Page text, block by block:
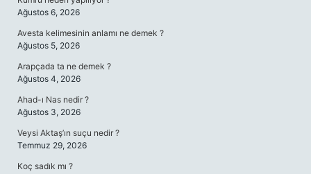
Ağustos 6, 2026
Avesta kelimesinin anlamı ne demek ?
Ağustos 5, 2026
Arapçada ta ne demek ?
Ağustos 4, 2026
Ahad-ı Nas nedir ?
Ağustos 3, 2026
Veysi Aktaş’ın suçu nedir ?
Temmuz 29, 2026
Koç sadık mı ?